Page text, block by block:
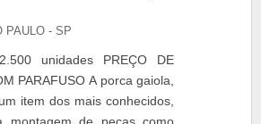
PAULO - SP
unidades PREÇO DE
PARAFUSO A porca gaiola,
item dos mais conhecidos,